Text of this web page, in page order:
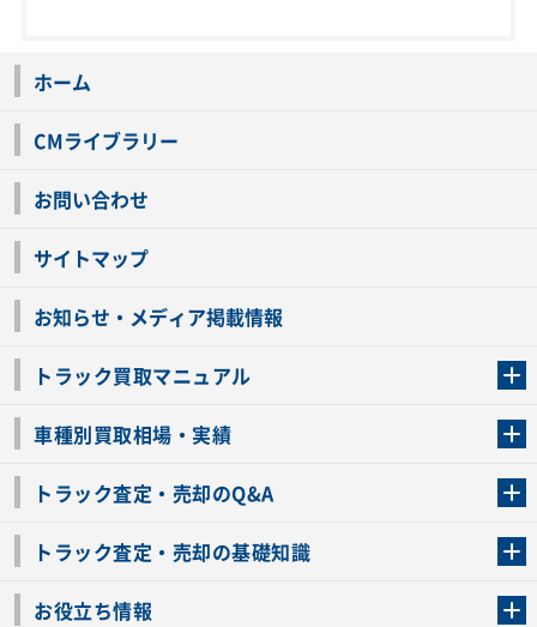
ホーム
CMライブラリー
お問い合わせ
サイトマップ
お知らせ・メディア掲載情報
トラック買取マニュアル
車種別買取相場・実績
トラック査定・売却のQ&A
トラック査定・売却の基礎知識
お役立ち情報